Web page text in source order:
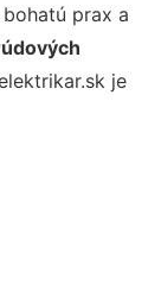
prax a
je